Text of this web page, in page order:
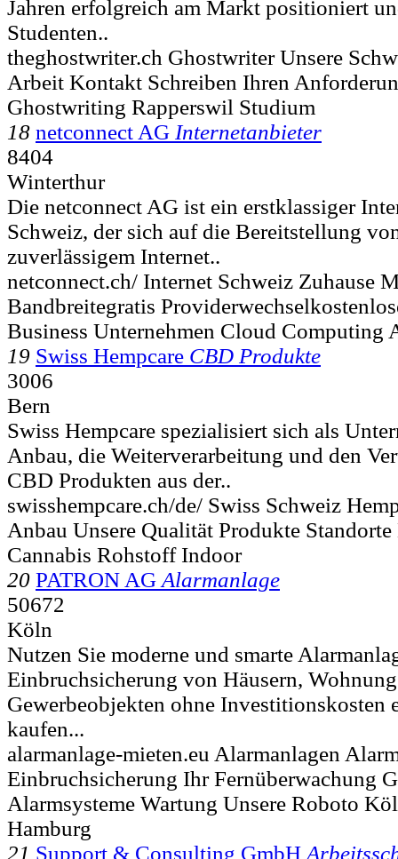
Jahren erfolgreich am Markt positioniert
Studenten..
theghostwriter.ch Ghostwriter Unsere
Arbeit Kontakt Schreiben Ihren
Ghostwriting Rapperswil Studium
18 netconnect AG Internetanbieter
8404
Winterthur
Die netconnect AG ist ein erstklassiger
Schweiz, der sich auf die Bereitstellung
zuverlässigem Internet..
netconnect.ch/ Internet Schweiz Zuhause
Bandbreitegratis
Business Unternehmen Cloud Computing
19 Swiss Hempcare CBD Produkte
3006
Bern
Swiss Hempcare spezialisiert sich als
Anbau, die Weiterverarbeitung und den
CBD Produkten aus der..
swisshempcare.ch/de/ Swiss Schweiz
Anbau Unsere Qualität Produkte
Cannabis Rohstoff Indoor
20 PATRON AG Alarmanlage
50672
Köln
Nutzen Sie moderne und smarte
Einbruchsicherung von Häusern,
Gewerbeobjekten ohne Investitionskosten
kaufen...
alarmanlage-mieten.eu Alarmanlagen
Einbruchsicherung Ihr Fernüberwachung
Alarmsysteme Wartung Unsere Roboto
Hamburg
21 Support & Consulting GmbH